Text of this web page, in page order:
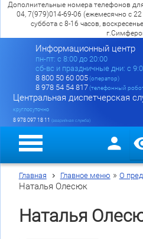
Дополнительные номера телефонов
04, 7(979)014-69-06 (ежемесячно с 22
суббота с 8-16 часов,
Информационный центр
пн-пт: c 8:00 до 20:00
сб-вс и праздничные дни: с
8 800 50 60 005(оператор)
8 978 54 54 817(телефонный
Центральная диспетчерская
круглосуточно
8 978 097 18 11 (аварийная служба)
Главная Главное меню » О
Наталья Олесюк
Наталья